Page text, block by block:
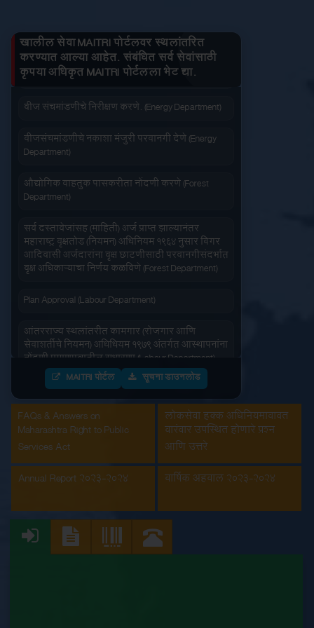
जलद सेवा सेवा आपल्या दारात
सहज पोहोच सोपी शुल्कभरणा
वापरण्यास सोपे
खालील सेवा MAITRI पोर्टलवर स्थलांतरित
करण्यात आल्या आहेत. संबंधित सर्व सेवांसाठी
कृपया अधिकृत MAITRI पोर्टलला भेट द्या.
Department)
जनित्र संचमांडणीची नोंदणी. (Energy Department)
वीज संचमांडणीचे निरीक्षण करणे. (Energy Department)
वीजसंचमांडणीचे नकाशा मंजुरी परवानगी देणे (Energy
Department)
औद्योगिक वाहतुक पासकरीता नोंदणी करणे (Forest
Department)
सर्व दस्तावेजांसह (माहिती) अर्ज प्राप्त झाल्यानंतर
महाराष्ट्र वृक्षतोड (नियमन) अधिनियम १९६४ नुसार बिगर
आदिवासी अर्जदारांना वृक्ष छाटणीसाठी परवानगीसंदर्भात
वृक्ष अधिकाऱ्याचा निर्णय कळविणे (Forest Department)
Plan Approval (Labour Department)
आंतरराज्य स्थलांतरीत कामगार (रोजगार आणि
सेवाशर्तीचे नियमन) अधिधियम १९७९ अंतर्गत आस्थापनांना
नोंदणी प्रमाणपत्रातील सुधारणा (Labour Department)
आंतरराज्य स्थलांतरीत कामगार (रोजगार आणि
सेवाशर्तीचे नियमन) अधिधियम १९७९ अंतर्गतआस्थापनांना
नोंदणी प्रमाणपत्र (Labour Department)
इमारत आणि इतर बांधकाम मजूर आस्थापनांची नोंदणी
(Labour Department)
कंत्राटी कामगार (नियमन व निर्मुलन) अधिनियम, 1970
(Labour Department)
कंत्राटी कामगार अनुज्ञप्ती (Labour Department)
MAITRI पोर्टल सूचना डाउनलोड
FAQs & Answers on
Maharashtra Right to Public
Services Act
लोकसेवा हक्क अधिनियमाबाबत
वारंवार उपस्थित होणारे प्रश्न
आणि उत्तरे
Annual Report 2023-2024
वार्षिक अहवाल 2023-2024